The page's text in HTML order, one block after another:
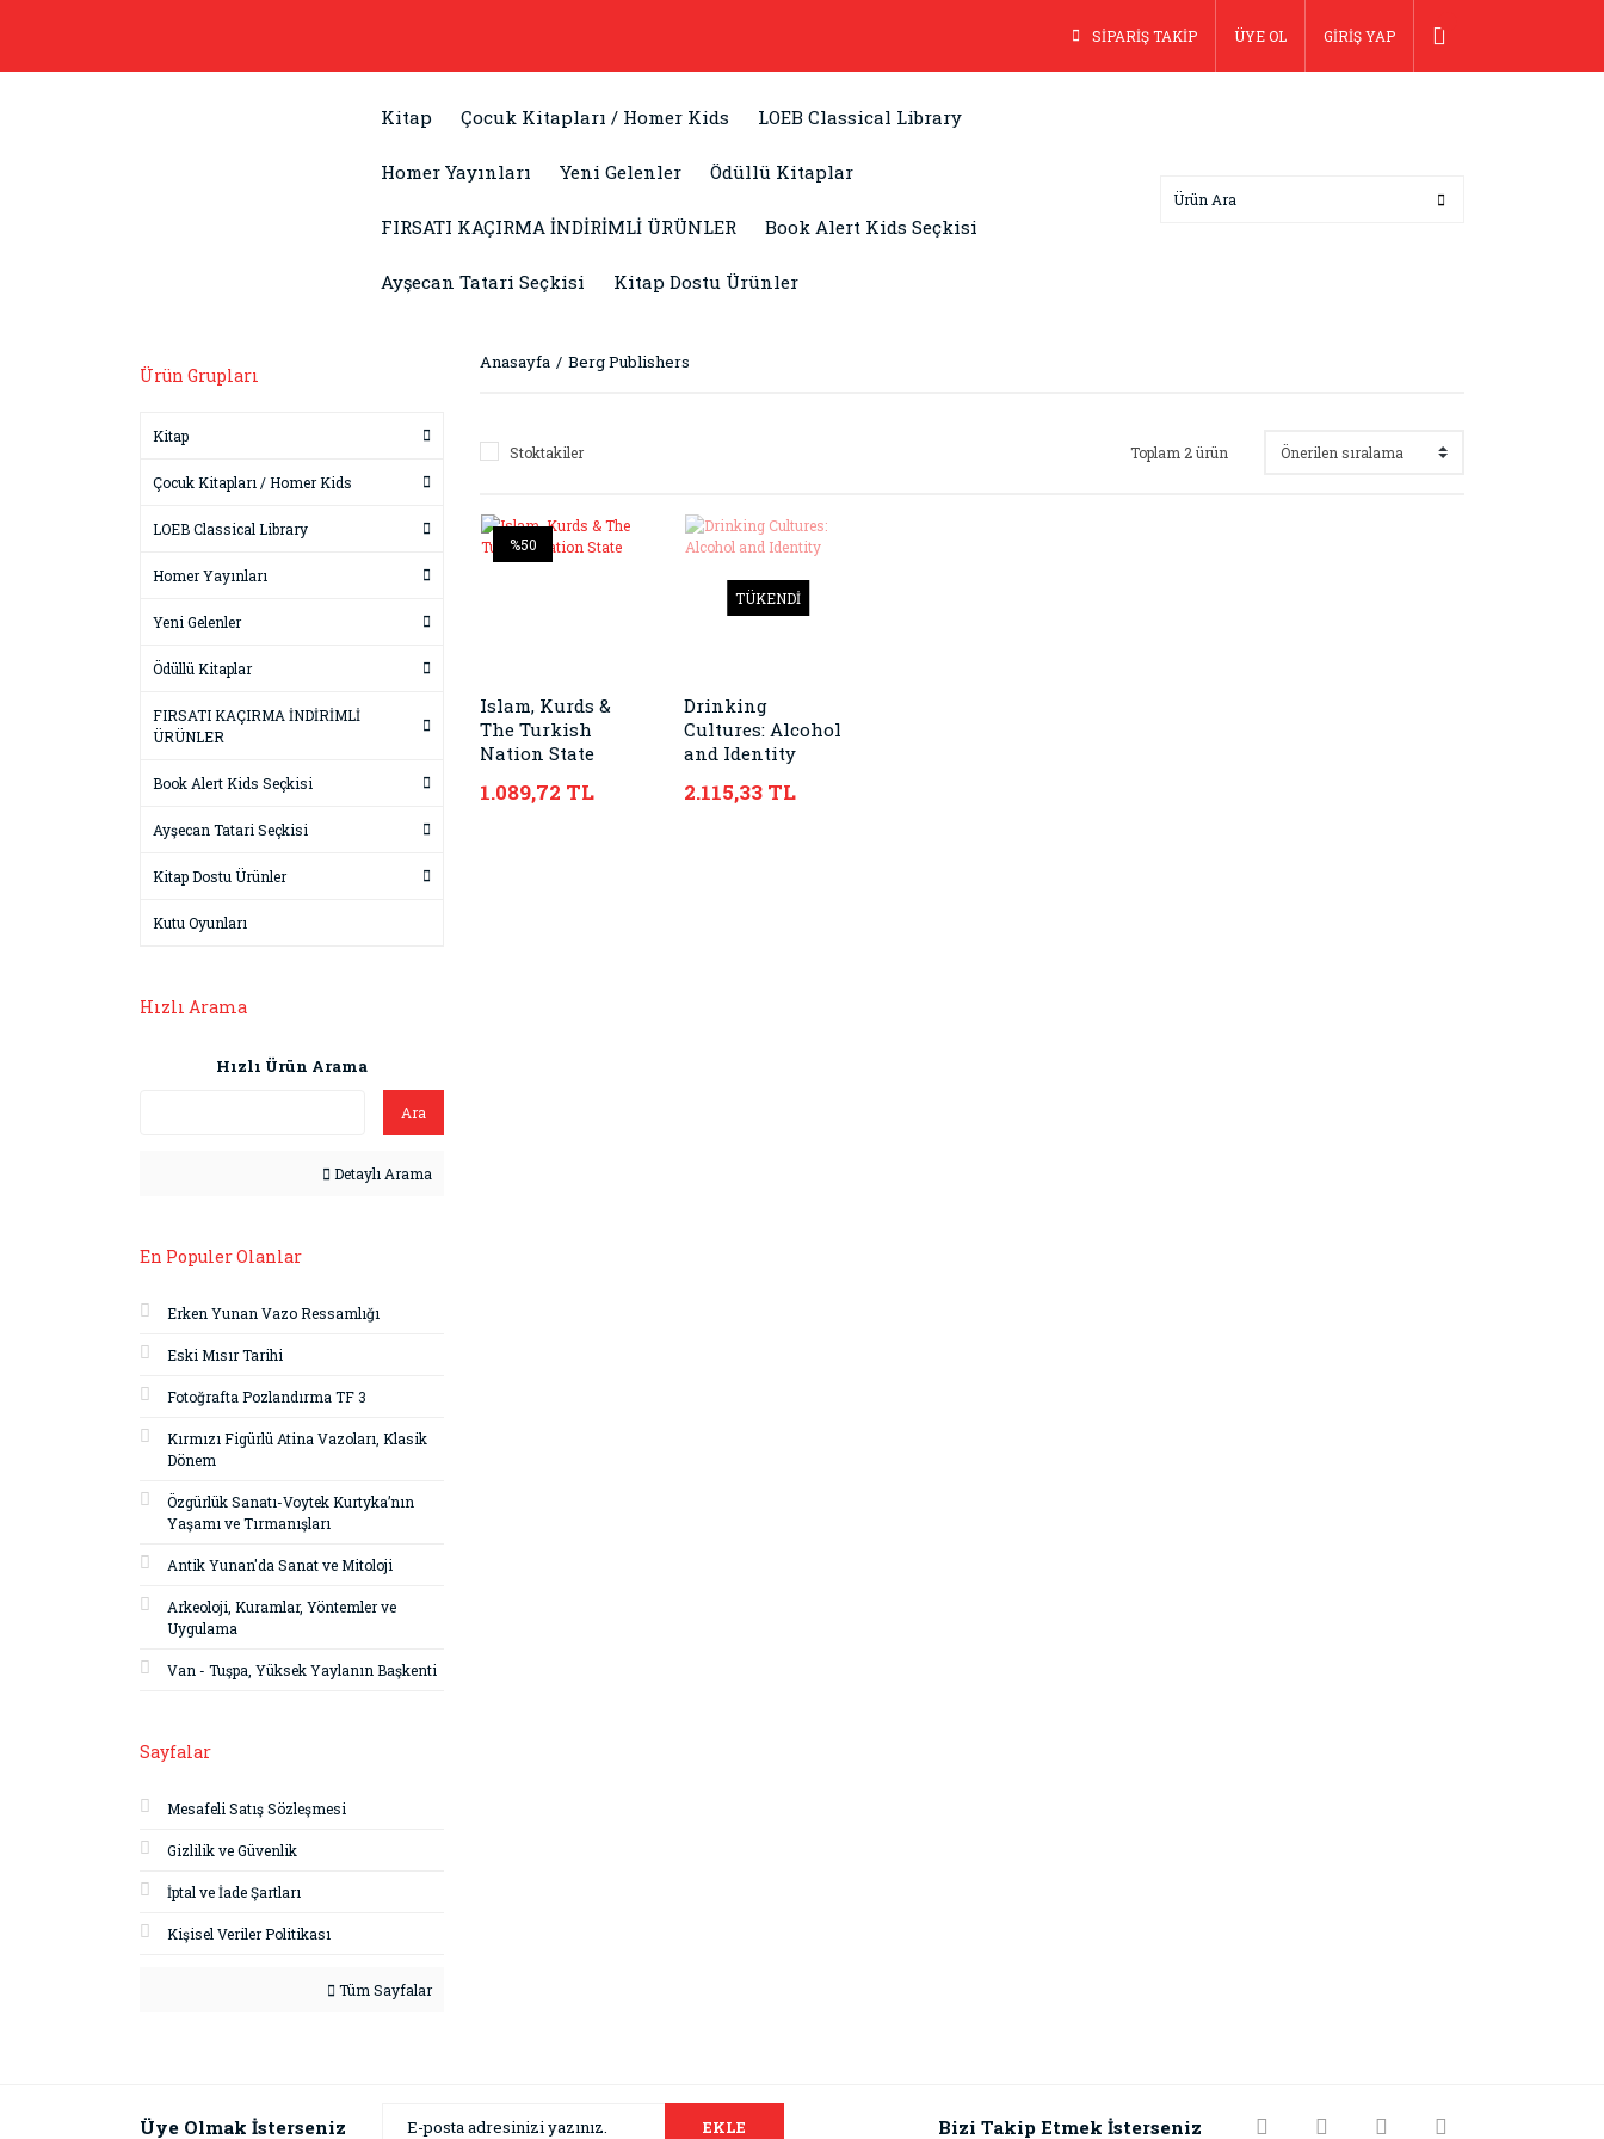
SİPARİŞ TAKİP ÜYE OL GİRİŞ YAP
Kitap Çocuk Kitapları / Homer Kids LOEB Classical Library
Homer Yayınları Yeni Gelenler Ödüllü Kitaplar
FIRSATI KAÇIRMA İNDİRİMLİ ÜRÜNLER Book Alert Kids Seçkisi
Ayşecan Tatari Seçkisi Kitap Dostu Ürünler
Ürün Grupları
Kitap
Çocuk Kitapları / Homer Kids
LOEB Classical Library
Homer Yayınları
Yeni Gelenler
Ödüllü Kitaplar
FIRSATI KAÇIRMA İNDİRİMLİ
ÜRÜNLER
Book Alert Kids Seçkisi
Ayşecan Tatari Seçkisi
Kitap Dostu Ürünler
Kutu Oyunları
Hızlı Arama
Hızlı Ürün Arama
Ara
Detaylı Arama
En Populer Olanlar
Erken Yunan Vazo Ressamlığı
Eski Mısır Tarihi
Fotoğrafta Pozlandırma TF 3
Kırmızı Figürlü Atina Vazoları, Klasik
Dönem
Özgürlük Sanatı-Voytek Kurtyka’nın
Yaşamı ve Tırmanışları
Antik Yunan'da Sanat ve Mitoloji
Arkeoloji, Kuramlar, Yöntemler ve
Uygulama
Van - Tuşpa, Yüksek Yaylanın Başkenti
Sayfalar
Mesafeli Satış Sözleşmesi
Gizlilik ve Güvenlik
İptal ve İade Şartları
Kişisel Veriler Politikası
Tüm Sayfalar
Anasayfa Berg Publishers
Stoktakiler Toplam 2 ürün
%50
Islam, Kurds &
The Turkish
Nation State
1.089,72 TL
TÜKENDİ
Drinking
Cultures: Alcohol
and Identity
2.115,33 TL
Üye Olmak İsterseniz EKLE Bizi Takip Etmek İsterseniz